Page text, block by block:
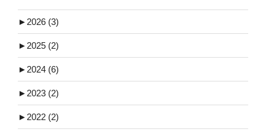
► 2026 (3)
► 2025 (2)
► 2024 (6)
► 2023 (2)
► 2022 (2)